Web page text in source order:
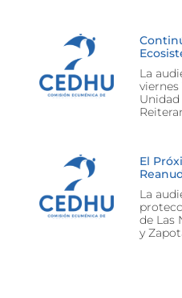
La
viernes
El
La
de Las
y